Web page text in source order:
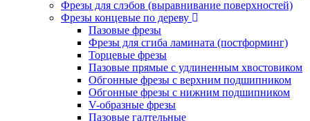
Фрезы для слэбов (выравнивание поверхностей)
Фрезы концевые по дереву
Пазовые фрезы
Фрезы для сгиба ламината (постформинг)
Торцевые фрезы
Пазовые прямые с удлиненным хвостовиком
Обгонные фрезы с верхним подшипником
Обгонные фрезы с нижним подшипником
V-образные фрезы
Пазовые галтельные